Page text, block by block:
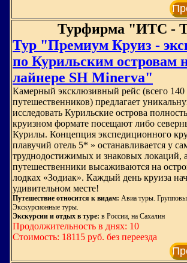
Турфирма "ИТС -
Тур "Премиум Круиз -
по Курильским островам
лайнере SH Minerva"
Камерный эксклюзивный рейс (всего 140
путешественников) предлагает
исследовать Курильские острова
круизном формате посещают либо
Курилы. Концепция экспедиционного
плавучий отель 5* » останавливается у
труднодостижимых и знаковых локаций, а
путешественники высаживаются на
лодках «Зодиак». Каждый день круиза
удивительном месте!
Путешествие относится к видам: Авиа туры.
Экскурсионные туры.
Экскурсии и отдых в туре: в России, на Сахалин
Продолжительность в днях: 10
Стоимость: 18115 руб. без переезда